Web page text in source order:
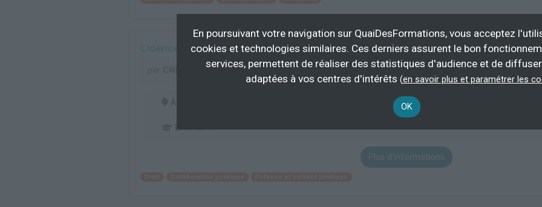
Licence en Droit diplômante - Troisième année
CNED - Centre National d'Enseignement à Distance
BAC+3/4
Plus d'informations
En poursuivant votre navigation sur QuaiDesFormations, vous acceptez
cookies et technologies similaires. Ces derniers assurent le bon
services, permettent de réaliser des statistiques d'audience et de
adaptées à vos centres d'intérêts (en savoir plus et paramétrer les
OK